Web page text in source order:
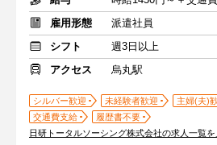
雇用形態
派遣社員
シフト
週3日以上
アクセス
烏丸駅
シルバー歓迎 未経験者歓迎
主婦(夫)
交通費支給
履歴書不要
日研トータルソーシング株式会社の求人一覧を